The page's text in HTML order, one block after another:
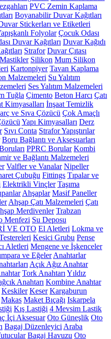
PVC Zemin Kaplama
Boyanabilir Duvar Kağıtları
Stickerları ve Etiketleri
Folyolar Çocuk Odası
Duvar Kağıtları Duvar Kağıdı
Strafor Duvar Çıtası
Silikon Mum Silikon
Kartonpiyer Tavan Kaplama
Malzemeleri Su Yalıtım
Ses Yalıtım Malzemeleri
Tuğla Çimento Beton Harcı Çatı
Kimyasalları İnşaat Temizlik
ve Sıva Çözücü Çok Amaçlı
Yapı Kimyasalları Derz
Sıvı Conta Strafor Yapıştırılar
Boru Bağlantı ve Aksesuarları
PPRC Borular Kombi
ve Bağlantı Malzemeleri
Valfler ve Vanalar Nipeller
Çubuğu Fittings Tıpalar ve
Elektrikli Vinçler Taşıma
Ahşaplar Masif Paneller
Ahşap Çatı Malzemeleri Çatı
Merdivenler Trabzan
Menfezi Su Deposu
VE OTO El Aletleri Lokma ve
Kesici Grubu Pense
Aletleri Mengene ve İşkenceler
ve Eğeler Anahtarlar
Açık Ağız Anahtar
Tork Anahtarı Yıldız
Anahtarı Kombine Anahtar
Keskiler Keser Kargaburun
Makas Maket Bıçağı Iskarpela
Kış Lastiği 4 Mevsim Lastik
İçi Aksesuar Oto Güneşlik Oto
Bagaj Düzenleyici Araba
Bagaj Havuzu Oto